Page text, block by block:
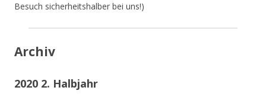
Besuch sicherheitshalber bei uns!)
Archiv
2020 2. Halbjahr